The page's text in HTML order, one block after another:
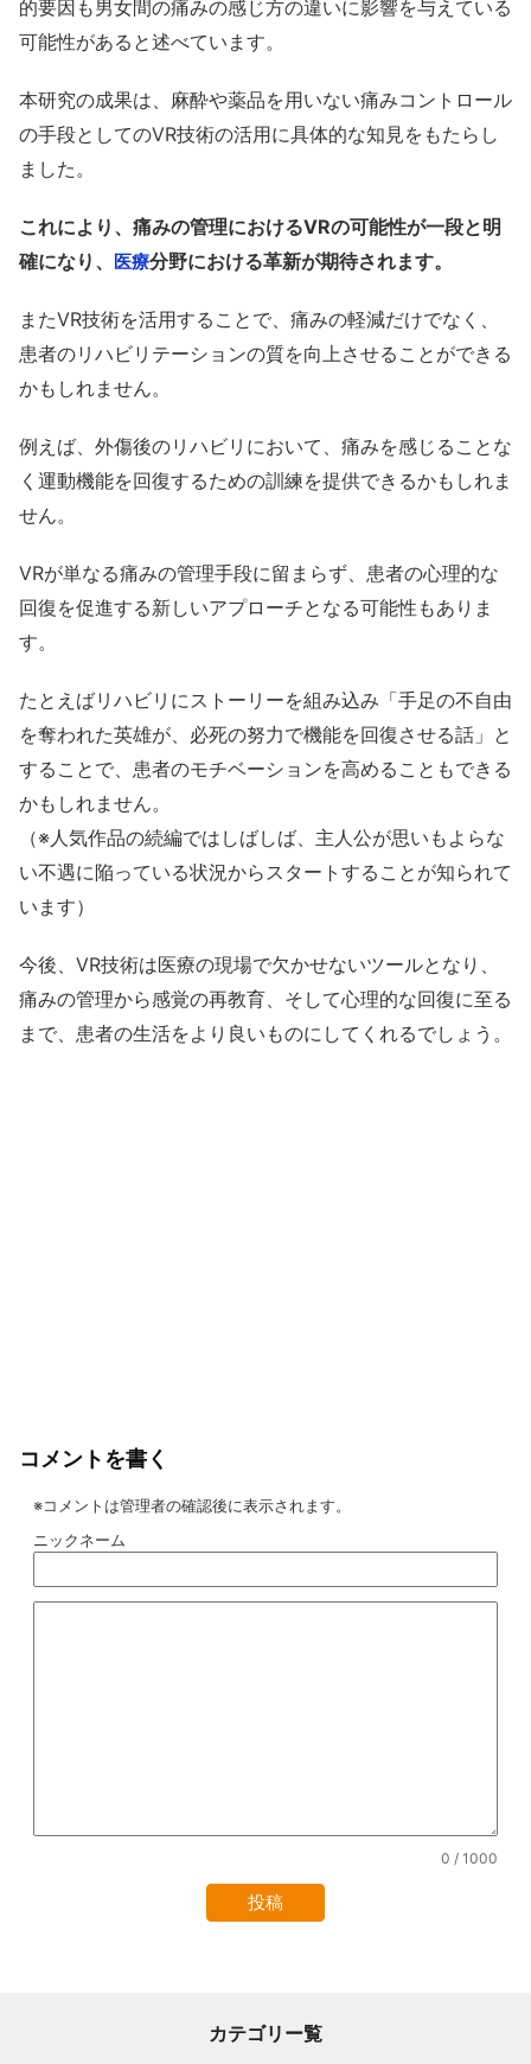
的要因も男女間の痛みの感じ方の違いに影響を与えている
可能性があると述べています。
本研究の成果は、麻酔や薬品を用いない痛みコントロール
の手段としてのVR技術の活用に具体的な知見をもたらし
ました。
これにより、痛みの管理におけるVRの可能性が一段と明
確になり、 医療分野における革新が期待されます。
またVR技術を活用することで、痛みの軽減だけでなく、
患者のリハビリテーションの質を向上させることができる
かもしれません。
例えば、外傷後のリハビリにおいて、痛みを感じることな
く運動機能を回復するための訓練を提供できるかもしれま
せん。
VRが単なる痛みの管理手段に留まらず、患者の心理的な
回復を促進する新しいアプローチとなる可能性もありま
す。
たとえばリハビリにストーリーを組み込み「手足の不自由
を奪われた英雄が、必死の努力で機能を回復させる話」と
することで、患者のモチベーションを高めることもできる
かもしれません。
（※人気作品の続編ではしばしば、主人公が思いもよらな
い不遇に陥っている状況からスタートすることが知られて
います）
今後、VR技術は医療の現場で欠かせないツールとなり、
痛みの管理から感覚の再教育、そして心理的な回復に至る
まで、患者の生活をより良いものにしてくれるでしょう。
コメントを書く
※コメントは管理者の確認後に表示されます。
ニックネーム
0 / 1000
カテゴリー覧